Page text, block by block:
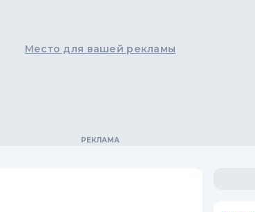
Место для вашей рекламы